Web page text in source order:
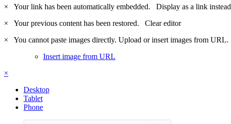
×
Your link has been automatically embedded. Display as a link instead
×
Your previous content has been restored. Clear editor
×
You cannot paste images directly. Upload or insert images from URL.
Insert image from URL
×
Desktop
Tablet
Phone